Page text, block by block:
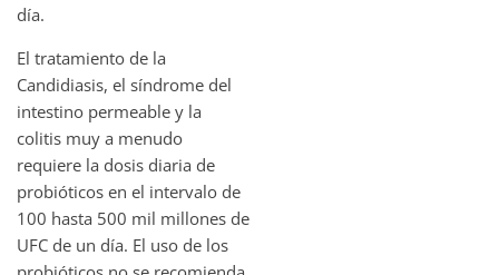
día.
El tratamiento de la
Candidiasis, el síndrome del
intestino permeable y la
colitis muy a menudo
requiere la dosis diaria de
probióticos en el intervalo de
100 hasta 500 mil millones de
UFC de un día. El uso de los